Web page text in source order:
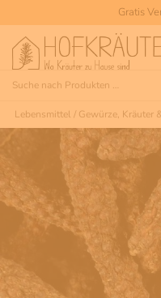
Gratis
Lebensmittel / Gewürze, Kräuter